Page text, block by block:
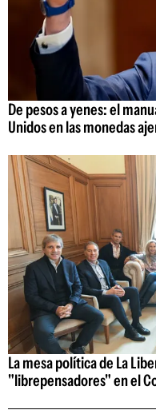
De pesos a yenes: el
Unidos en las monedas
La mesa política de La
"librepensadores" en el